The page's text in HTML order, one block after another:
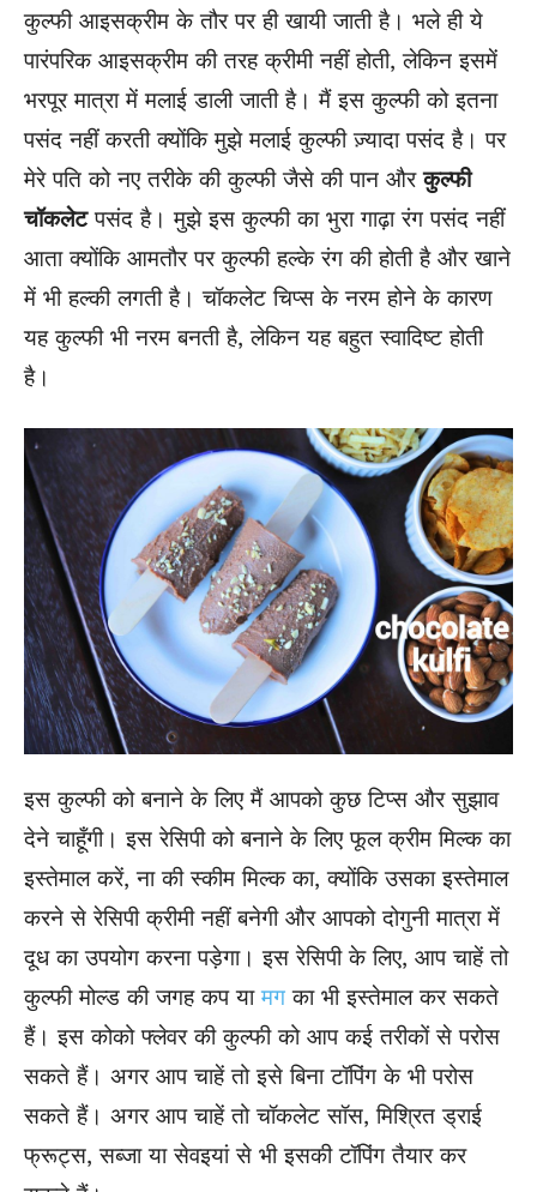
कुल्फी आइसक्रीम के तौर पर ही खायी जाती है। भले ही ये
पारंपरिक आइसक्रीम की तरह क्रीमी नहीं होती, लेकिन इसमें
भरपूर मात्रा में मलाई डाली जाती है। मैं इस कुल्फीकोइतना
पसंद नहीं करती क्योंकि मुझे मलाई कुल्फी ज़्यादा पसंद है। पर
मेरेपतिको नए तरीके की कुल्फी जैसे की पान औरकुल्फी
चॉकलेटपसंद है। मुझे इस कुल्फी का भुरा गाढ़ा रंग पसंद नहीं
आता क्योंकि आमतौर पर कुल्फी हल्के रंग की होती है और खाने
में भी हल्की लगती है। चॉकलेट चिप्स के नरम होने के कारण
यह कुल्फी भी नरम बनती है, लेकिन यह बहुत स्वादिष्ट होती
है।
इसकुल्फी को बनाने के लिए मैं आपको कुछ टिप्स और सुझाव
देने चाहूँगी। इस रेसिपी को बनाने के लिए फूल क्रीम मिल्क का
इस्तेमाल करें, ना की स्कीम मिल्क का, क्योंकि उसका इस्तेमाल
करने से रेसिपी क्रीमी नहीं बनेगी और आपको दोगुनी मात्रा में
दूध का उपयोग करना पड़ेगा। इस रेसिपी के लिए, आप चाहें तो
कुल्फी मोल्ड की जगह कप यामग का भी इस्तेमाल कर सकते
हैं। इस कोको फ्लेवर की कुल्फी को आप कई तरीकों से परोस
सकते हैं। अगर आप चाहें तो इसे बिना टॉपिंग के भी परोस
सकते हैं। अगर आप चाहें तो चॉकलेट सॉस, मिश्रित ड्राई
फ्रूट्स, सब्जा या सेवइयां से भी इसकी टॉपिंग तैयार कर